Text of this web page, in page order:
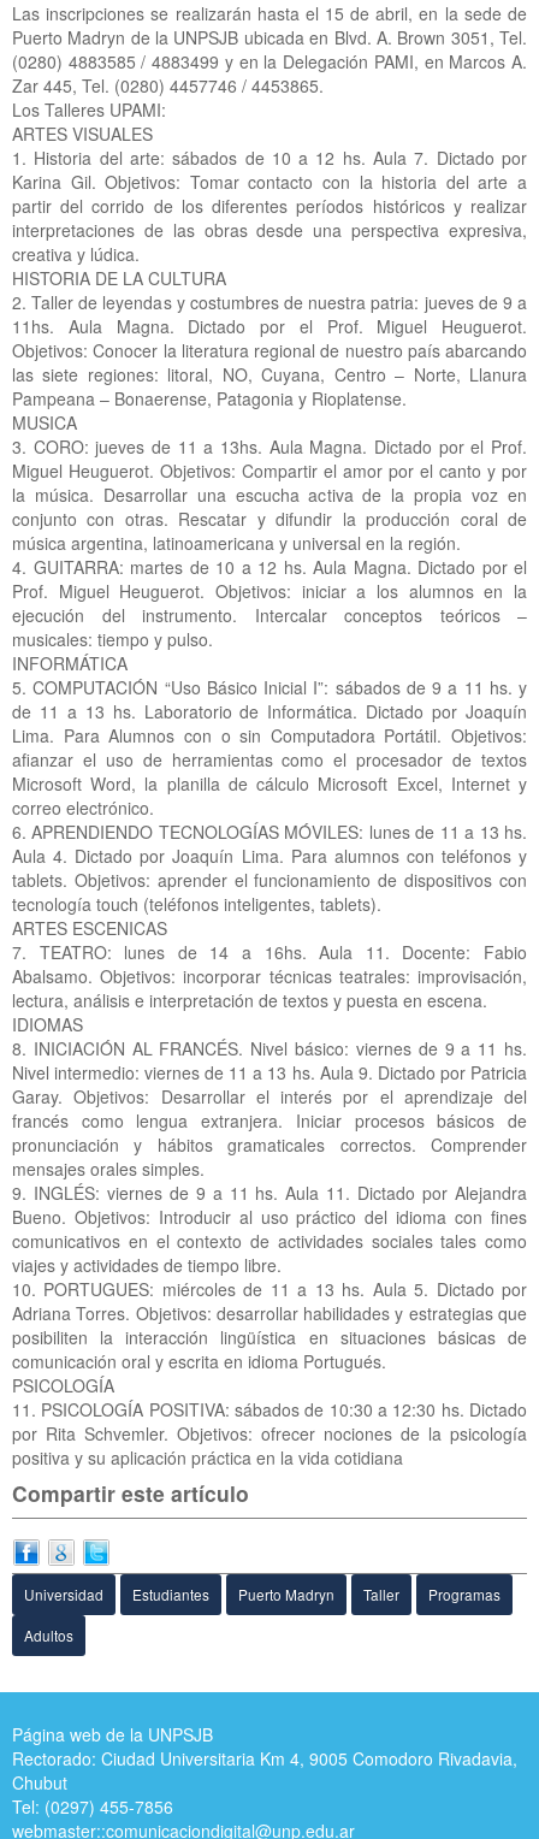
Las inscripciones se realizarán hasta el 15 de abril, en la sede de
Puerto Madryn de la UNPSJB ubicada en Blvd. A. Brown 3051, Tel.
(0280) 4883585 / 4883499 y en la Delegación PAMI, en Marcos A.
Zar 445, Tel. (0280) 4457746 / 4453865.
Los Talleres UPAMI:
ARTES VISUALES
1. Historia del arte: sábados de 10 a 12 hs. Aula 7. Dictado por
Karina Gil. Objetivos: Tomar contacto con la historia del arte a
partir del corrido de los diferentes períodos históricos y realizar
interpretaciones de las obras desde una perspectiva expresiva,
creativa y lúdica.
HISTORIA DE LA CULTURA
2. Taller de leyendas y costumbres de nuestra patria: jueves de 9 a
11hs. Aula Magna. Dictado por el Prof. Miguel Heuguerot.
Objetivos: Conocer la literatura regional de nuestro país abarcando
las siete regiones: litoral, NO, Cuyana, Centro – Norte, Llanura
Pampeana – Bonaerense, Patagonia y Rioplatense.
MUSICA
3. CORO: jueves de 11 a 13hs. Aula Magna. Dictado por el Prof.
Miguel Heuguerot. Objetivos: Compartir el amor por el canto y por
la música. Desarrollar una escucha activa de la propia voz en
conjunto con otras. Rescatar y difundir la producción coral de
música argentina, latinoamericana y universal en la región.
4. GUITARRA: martes de 10 a 12 hs. Aula Magna. Dictado por el
Prof. Miguel Heuguerot. Objetivos: iniciar a los alumnos en la
ejecución del instrumento. Intercalar conceptos teóricos –
musicales: tiempo y pulso.
INFORMÁTICA
5. COMPUTACIÓN “Uso Básico Inicial I”: sábados de 9 a 11 hs. y
de 11 a 13 hs. Laboratorio de Informática. Dictado por Joaquín
Lima. Para Alumnos con o sin Computadora Portátil. Objetivos:
afianzar el uso de herramientas como el procesador de textos
Microsoft Word, la planilla de cálculo Microsoft Excel, Internet y
correo electrónico.
6. APRENDIENDO TECNOLOGÍAS MÓVILES: lunes de 11 a 13 hs.
Aula 4. Dictado por Joaquín Lima. Para alumnos con teléfonos y
tablets. Objetivos: aprender el funcionamiento de dispositivos con
tecnología touch (teléfonos inteligentes, tablets).
ARTES ESCENICAS
7. TEATRO: lunes de 14 a 16hs. Aula 11. Docente: Fabio
Abalsamo. Objetivos: incorporar técnicas teatrales: improvisación,
lectura, análisis e interpretación de textos y puesta en escena.
IDIOMAS
8. INICIACIÓN AL FRANCÉS. Nivel básico: viernes de 9 a 11 hs.
Nivel intermedio: viernes de 11 a 13 hs. Aula 9. Dictado por Patricia
Garay. Objetivos: Desarrollar el interés por el aprendizaje del
francés como lengua extranjera. Iniciar procesos básicos de
pronunciación y hábitos gramaticales correctos. Comprender
mensajes orales simples.
9. INGLÉS: viernes de 9 a 11 hs. Aula 11. Dictado por Alejandra
Bueno. Objetivos: Introducir al uso práctico del idioma con fines
comunicativos en el contexto de actividades sociales tales como
viajes y actividades de tiempo libre.
10. PORTUGUES: miércoles de 11 a 13 hs. Aula 5. Dictado por
Adriana Torres. Objetivos: desarrollar habilidades y estrategias que
posibiliten la interacción lingüística en situaciones básicas de
comunicación oral y escrita en idioma Portugués.
PSICOLOGÍA
11. PSICOLOGÍA POSITIVA: sábados de 10:30 a 12:30 hs. Dictado
por Rita Schvemler. Objetivos: ofrecer nociones de la psicología
positiva y su aplicación práctica en la vida cotidiana
Compartir este artículo
Universidad Estudiantes Puerto Madryn Taller
Programas
Adultos
Página web de la UNPSJB
Rectorado: Ciudad Universitaria Km 4, 9005 Comodoro Rivadavia,
Chubut
Tel: (0297) 455-7856
webmaster::comunicaciondigital@unp.edu.ar